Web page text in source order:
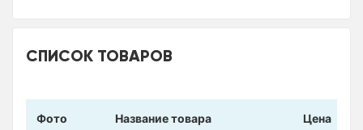
СПИСОК ТОВАРОВ
Фото Название товара Цена